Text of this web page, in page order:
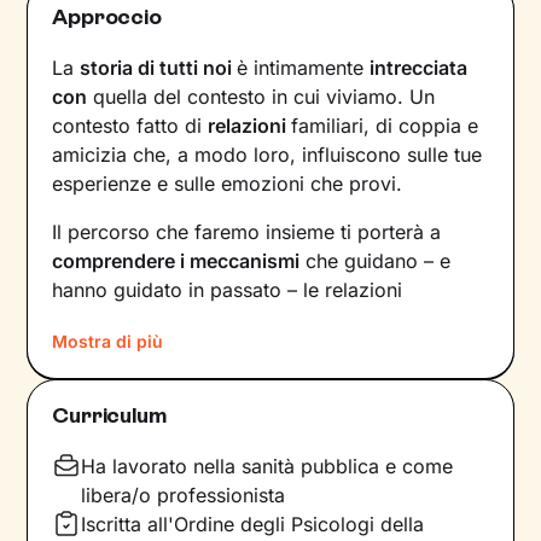
Approccio
La storia di tutti noiè intimamente intrecciata
con quella del contesto in cui viviamo. Un
contesto fatto di relazionifamiliari, di coppia e
amicizia che, a modo loro, influiscono sulle tue
esperienze e sulle emozioni che provi.
Il percorso che faremo insieme ti porterà a
comprendere i meccanismi che guidano – e
hanno guidato in passato – le relazioni
alla base di ciò che stai vivendo oggi.
Imparerai a trasformare alcuni elementi che non
ti rappresentano più e scoprirai dentro di te
competenze e potenzialitàche non sapevi di
Mostra di più
Curriculum
Ha lavorato nella sanità pubblica e come
libera/o professionista
Iscritta all'Ordine degli Psicologi della